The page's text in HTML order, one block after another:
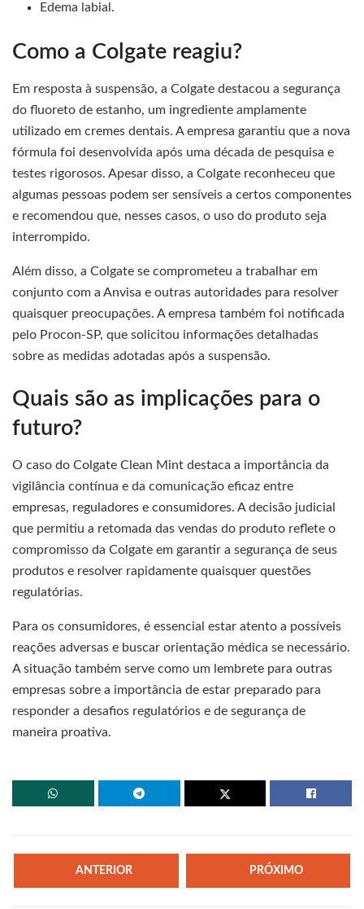
Edema labial.
Como a Colgate reagiu?
Em resposta à suspensão, a Colgate destacou a segurança
do fluoreto de estanho, um ingrediente amplamente
utilizado em cremes dentais. A empresa garantiu que a nova
fórmula foi desenvolvida após uma década de pesquisa e
testes rigorosos. Apesar disso, a Colgate reconheceu que
algumas pessoas podem ser sensíveis a certos componentes
e recomendou que, nesses casos, o uso do produto seja
interrompido.
Além disso, a Colgate se comprometeu a trabalhar em
conjunto com a Anvisa e outras autoridades para resolver
quaisquer preocupações. A empresa também foi notificada
pelo Procon-SP, que solicitou informações detalhadas
sobre as medidas adotadas após a suspensão.
Quais são as implicações para o
futuro?
O caso do Colgate Clean Mint destaca a importância da
vigilância contínua e da comunicação eficaz entre
empresas, reguladores e consumidores. A decisão judicial
que permitiu a retomada das vendas do produto reflete o
compromisso da Colgate em garantir a segurança de seus
produtos e resolver rapidamente quaisquer questões
regulatórias.
Para os consumidores, é essencial estar atento a possíveis
reações adversas e buscar orientação médica se necessário.
A situação também serve como um lembrete para outras
empresas sobre a importância de estar preparado para
responder a desafios regulatórios e de segurança de
maneira proativa.
ANTERIOR PRÓXIMO